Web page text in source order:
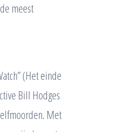
meest
(Het einde
Bill Hodges
Met